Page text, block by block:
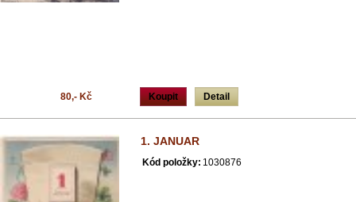
Koupit Detail
80,- Kč
1. JANUAR
Kód položky: 1030876